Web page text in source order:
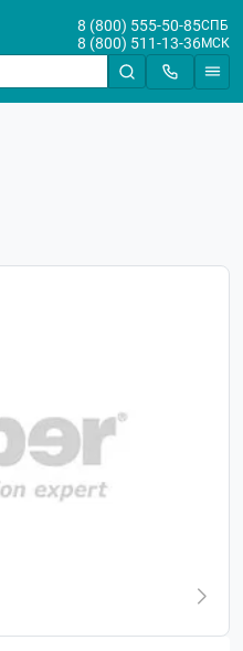
8 (800) 555-50-85СПБ
8 (800) 511-13-36МСК